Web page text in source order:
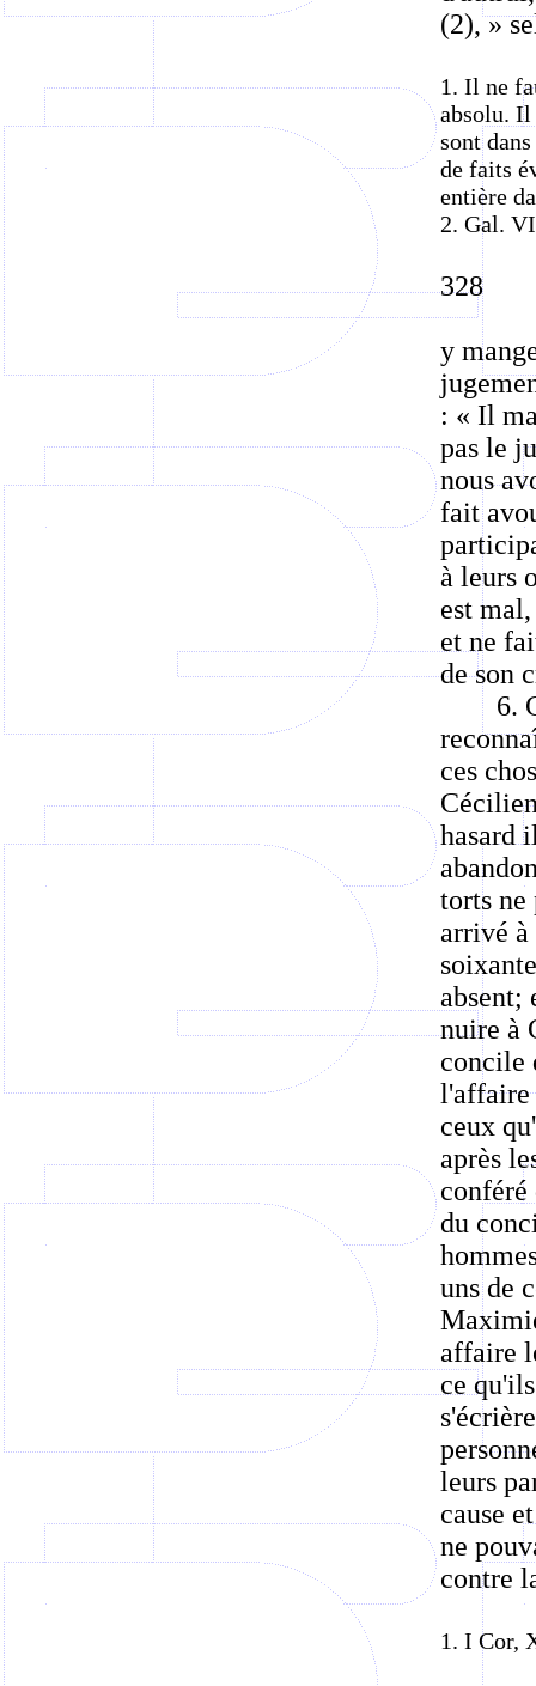
(2), »
1. Il ne
absolu. Il
sont
de faits
entière
2. Gal.
328
y
: « Il
pas le
nous
fait
à leurs
est
et ne
de son
6.
ces
hasard
torts ne
arrivé à
absent;
nuire à
concile
l'affaire
ceux
après
conféré
du
uns de
affaire
ce
leurs
cause
ne
contre
1. I Cor,